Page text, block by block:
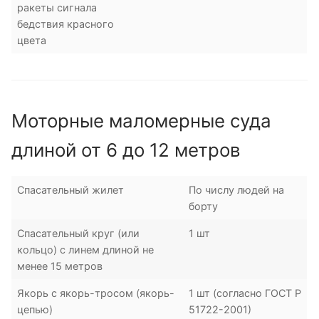
ракеты сигнала
бедствия красного
цвета
Моторные маломерные суда
длиной от 6 до 12 метров
Спасательный жилет
По числу людей на
борту
Спасательный круг (или
кольцо) с линем длиной не
менее 15 метров
1 шт
Якорь с якорь-тросом (якорь-
цепью)
1 шт (согласно ГОСТ Р
51722-2001)